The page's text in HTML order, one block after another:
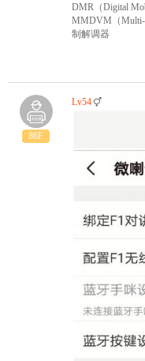
DMR（Digital
MMDVM（Multi-
制解调器
86F
Lv54